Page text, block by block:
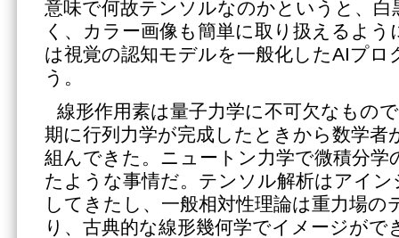
意味で何故テンソルなのかというと、
く、カラー画像も簡単に取り扱えるよう
は視覚の認知モデルを一般化したAIプ
う。
線形作用素は量子力学に不可欠なもの
期に行列力学が完成したときから数学者
組んできた。ニュートン力学で微積分学
たような事情だ。テンソル解析はアイ
してきたし、一般相対性理論は重力場の
り、古典的な線形幾何学でイメージがで